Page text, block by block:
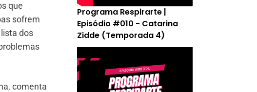
que
sofrem
dos
comenta
Programa Respirarte |
Episódio #010 - Catarina
Zidde (Temporada 4)